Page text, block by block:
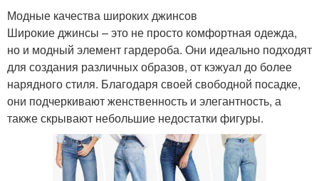
Модные качества широких джинсов
Широкие джинсы – это не просто комфортная одежда,
но и модный элемент гардероба. Они идеально подходят
для создания различных образов, от кэжуал до более
нарядного стиля. Благодаря своей свободной посадке,
они подчеркивают женственность и элегантность, а
также скрывают небольшие недостатки фигуры.